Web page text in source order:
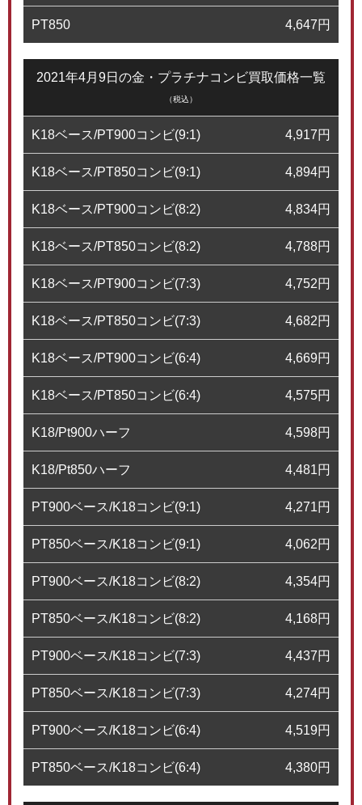
PT850 4,647円
2021年4月9日の金・プラチナコンビ買取価格一覧
（税込）
K18ベース/PT900コンビ(9:1) 4,917円
K18ベース/PT850コンビ(9:1) 4,894円
K18ベース/PT900コンビ(8:2) 4,834円
K18ベース/PT850コンビ(8:2) 4,788円
K18ベース/PT900コンビ(7:3) 4,752円
K18ベース/PT850コンビ(7:3) 4,682円
K18ベース/PT900コンビ(6:4) 4,669円
K18ベース/PT850コンビ(6:4) 4,575円
K18/Pt900ハーフ 4,598円
K18/Pt850ハーフ 4,481円
PT900ベース/K18コンビ(9:1) 4,271円
PT850ベース/K18コンビ(9:1) 4,062円
PT900ベース/K18コンビ(8:2) 4,354円
PT850ベース/K18コンビ(8:2) 4,168円
PT900ベース/K18コンビ(7:3) 4,437円
PT850ベース/K18コンビ(7:3) 4,274円
PT900ベース/K18コンビ(6:4) 4,519円
PT850ベース/K18コンビ(6:4) 4,380円